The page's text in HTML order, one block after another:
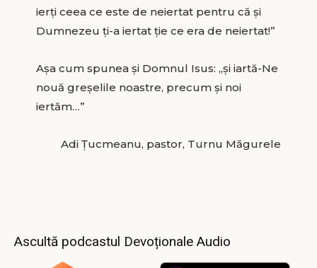
ierți ceea ce este de neiertat pentru că și
Dumnezeu ți-a iertat ție ce era de neiertat!”
Așa cum spunea și Domnul Isus: „și iartă-Ne
nouă greșelile noastre, precum și noi
iertăm…”
Adi Ţucmeanu, pastor, Turnu Măgurele
Ascultă podcastul Devoționale Audio